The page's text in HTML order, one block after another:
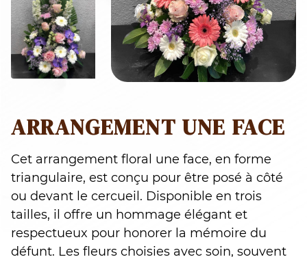
ARRANGEMENT UNE FACE
Cet arrangement floral une face, en forme
triangulaire, est conçu pour être posé à côté
ou devant le cercueil. Disponible en trois
tailles, il offre un hommage élégant et
respectueux pour honorer la mémoire du
défunt. Les fleurs choisies avec soin, souvent